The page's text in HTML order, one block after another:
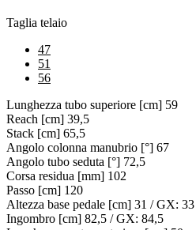
Taglia telaio
47
51
56
Lunghezza tubo superiore [cm] 59
Reach [cm] 39,5
Stack [cm] 65,5
Angolo colonna manubrio [°] 67
Angolo tubo seduta [°] 72,5
Corsa residua [mm] 102
Passo [cm] 120
Altezza base pedale [cm] 31 / GX: 33
Ingombro [cm] 82,5 / GX: 84,5